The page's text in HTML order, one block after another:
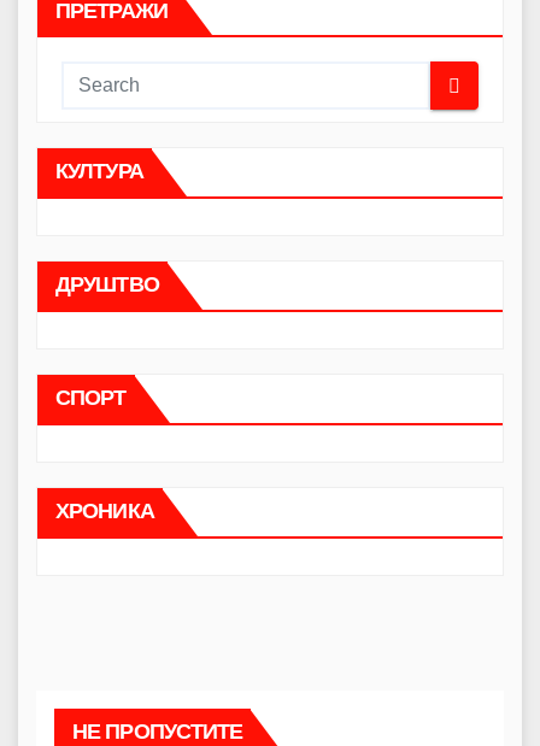
ПРЕТРАЖИ
КУЛТУРА
ДРУШТВО
СПОРТ
ХРОНИКА
НЕ ПРОПУСТИТЕ